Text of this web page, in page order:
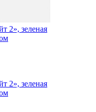
2», зеленая
2», зеленая